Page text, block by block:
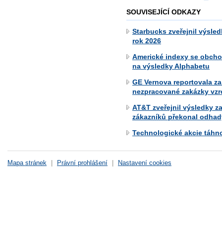
SOUVISEJÍCÍ ODKAZY
Starbucks zveřejnil
rok 2026
Americké indexy se
na výsledky Alphabetu
GE Vernova reportovala
nezpracované zakázky
AT&T zveřejnil výsledky
zákazníků překonal
Technologické akcie
Mapa stránek Právní prohlášení Nastavení cookies